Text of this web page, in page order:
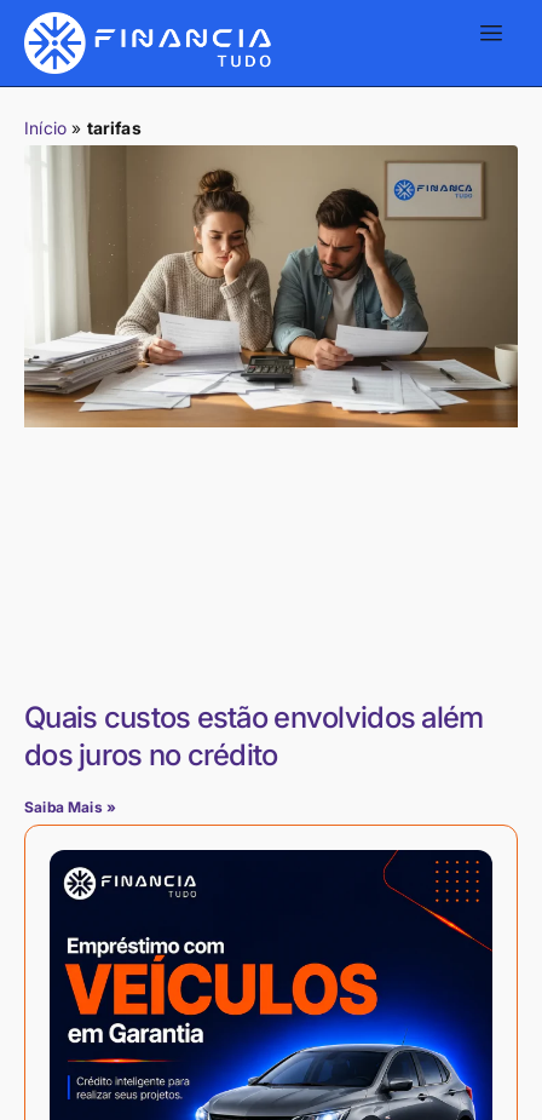
Início » tarifas
Quais custos estão envolvidos além
dos juros no crédito
Saiba Mais »